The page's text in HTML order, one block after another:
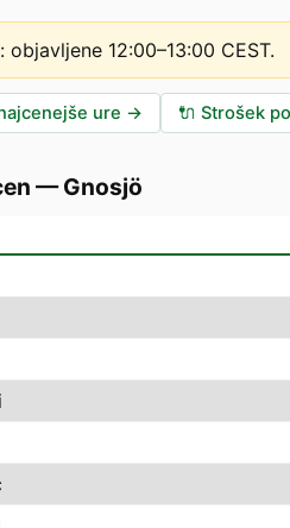
: objavljene 12:00–13:00 CEST.
ure → 🔌 Strošek
—Gnosjö